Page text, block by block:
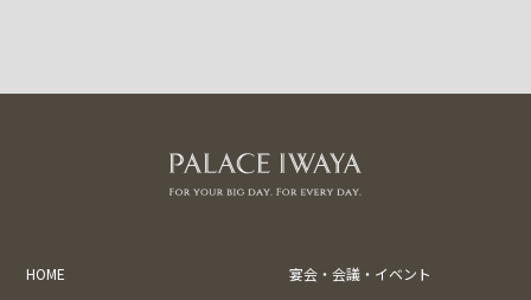
HOME
宴会・会議・イベント